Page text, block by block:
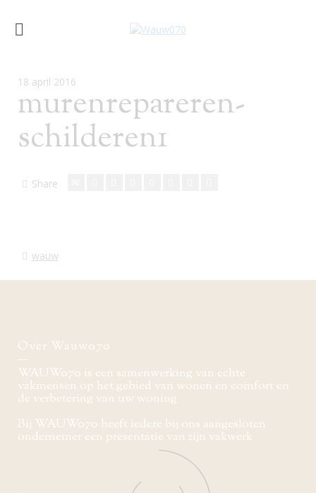
18 april 2016
murenrepareren-
schilderen1
Share
wauw
Over Wauw070
WAUW070 is een samenwerking van echte
vakmensen op het gebied van wonen en comfort en
de verbetering van uw woning
Bij WAUW070 heeft iedere bij ons aangesloten
ondernemer een presentatie van zijn vakwerk